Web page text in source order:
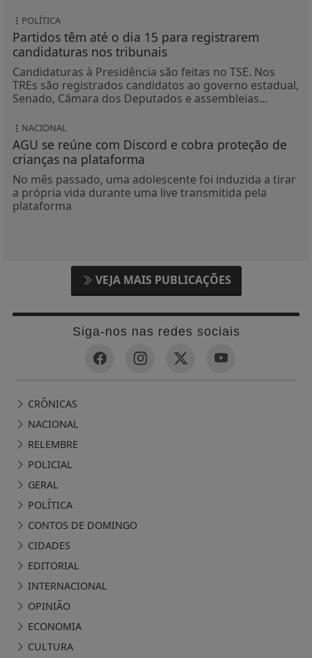
POLÍTICA
Partidos têm até o dia 15 para registrarem
candidaturas nos tribunais
Candidaturas à Presidência são feitas no TSE. Nos
TREs são registrados candidatos ao governo estadual,
Senado, Câmara dos Deputados e assembleias...
NACIONAL
AGU se reúne com Discord e cobra proteção de
crianças na plataforma
No mês passado, uma adolescente foi induzida a tirar
a própria vida durante uma live transmitida pela
plataforma
VEJA MAIS PUBLICAÇÕES
Siga-nos nas redes sociais
CRÔNICAS
NACIONAL
RELEMBRE
POLICIAL
GERAL
POLÍTICA
CONTOS DE DOMINGO
CIDADES
EDITORIAL
INTERNACIONAL
OPINIÃO
ECONOMIA
CULTURA